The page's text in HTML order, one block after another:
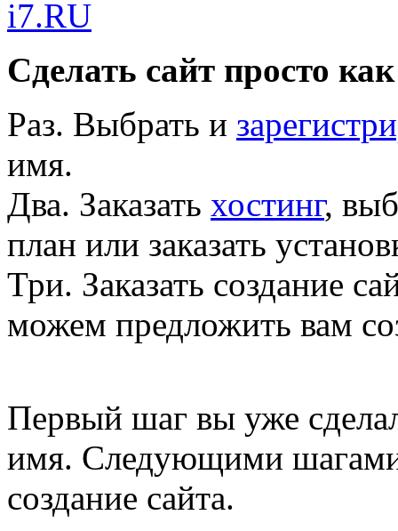
Сделать сайт просто как
Раз. Выбрать и
имя.
Два. Заказать хостинг,
план или заказать
Три. Заказать создание
можем предложить вам
Первый шаг вы уже
имя. Следующими шагами
создание сайта.